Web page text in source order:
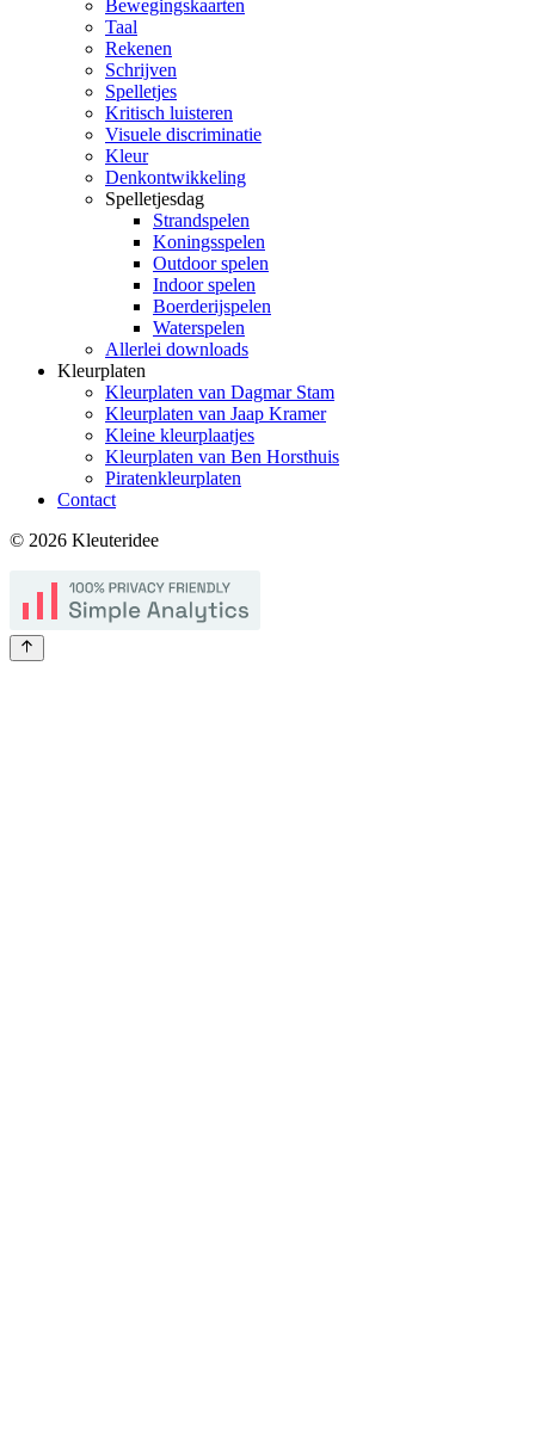
Bewegingskaarten
Taal
Rekenen
Schrijven
Spelletjes
Kritisch luisteren
Visuele discriminatie
Kleur
Denkontwikkeling
Spelletjesdag
Strandspelen
Koningsspelen
Outdoor spelen
Indoor spelen
Boerderijspelen
Waterspelen
Allerlei downloads
Kleurplaten
Kleurplaten van Dagmar Stam
Kleurplaten van Jaap Kramer
Kleine kleurplaatjes
Kleurplaten van Ben Horsthuis
Piratenkleurplaten
Contact
© 2026 Kleuteridee